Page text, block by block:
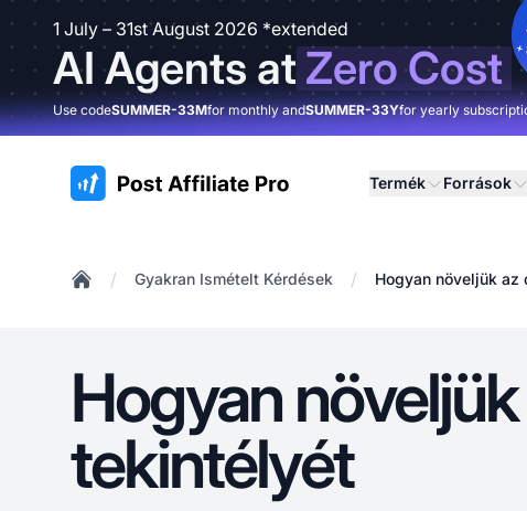
1 July – 31st August 2026 *extended
AI Agents atZero Cost
Use codeSUMMER-33Mfor monthly andSUMMER-33Yfor yearly
:site.title Termék Források
/ Gyakran Ismételt Kérdések / Hogyan növeljük
Hogyan
tekintélyét